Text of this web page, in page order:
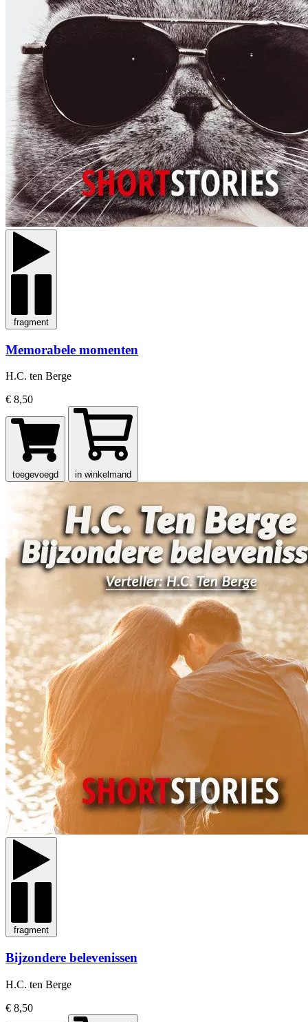
fragment
Memorabele momenten
H.C. ten Berge
€ 8,50
toegevoegd in winkelmand
fragment
Bijzondere belevenissen
H.C. ten Berge
€ 8,50